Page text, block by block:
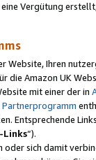
Vergütung
Website, Ihren
Amazon UK
mit einer der in
Entsprechende
Links“).
oder sich damit